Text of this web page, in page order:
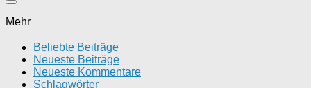
Mehr
Beliebte Beiträge
Neueste Beiträge
Neueste Kommentare
Schlagwörter